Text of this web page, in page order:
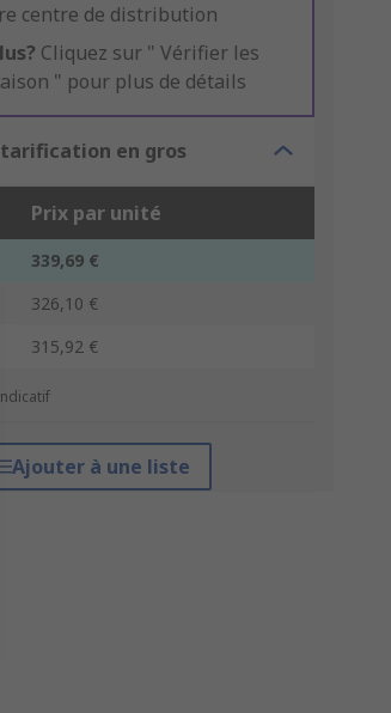
centre de distribution
Cliquez sur " Vérifier les
" pour plus de détails
en gros
Prix par unité
339,69 €
326,10 €
315,92 €
Ajouter à une liste